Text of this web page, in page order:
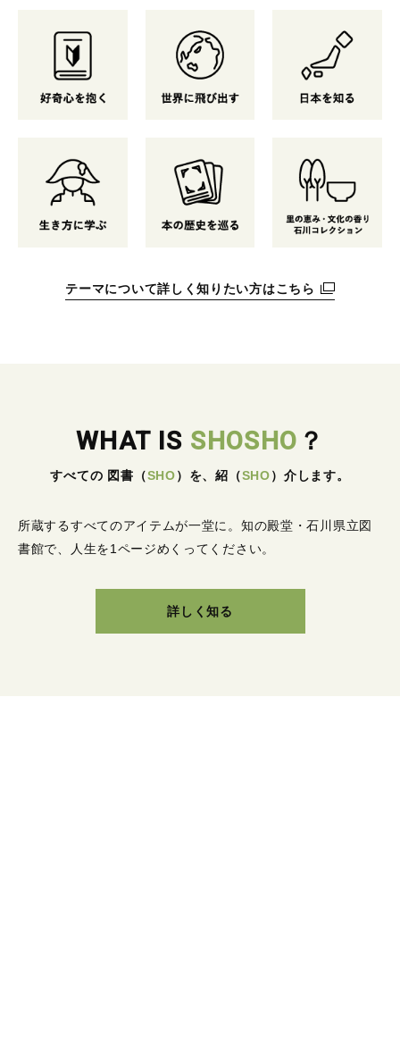
テーマについて詳しく知りたい方はこちら
WHAT IS SHOSHO ？
すべての 図書 （SHO） を、紹 （SHO） 介します。
所蔵するすべてのアイテムが一堂に。 知の殿堂・石川県立図
書館で、人生を1ページめくってください。
詳しく知る